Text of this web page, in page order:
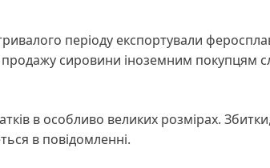
періоду експортували
продажу сировини іноземним покупцям
в особливо великих розмірах.
в повідомленні.